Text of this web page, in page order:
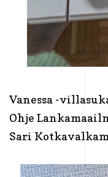
Vanessa -
Ohje
Sari